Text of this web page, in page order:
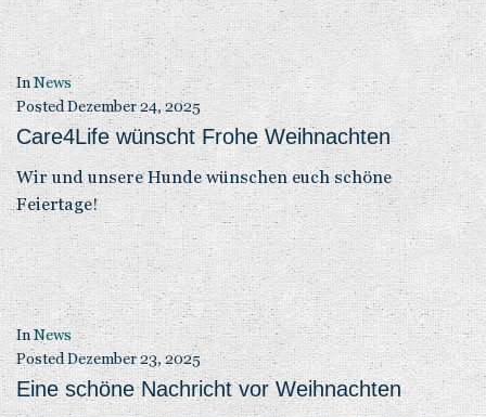
InNews
PostedDezember 24, 2025
Care4Life wünscht Frohe Weihnachten
Wir und unsere Hunde wünschen euch schöne
Feiertage!
InNews
PostedDezember 23, 2025
Eine schöne Nachricht vor Weihnachten